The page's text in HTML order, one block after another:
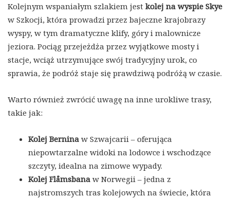
Kolejnym wspaniałym szlakiem jest kolej na wyspie Skye
w Szkocji, która prowadzi przez bajeczne krajobrazy
wyspy, w tym dramatyczne klify, góry i malownicze
jeziora. Pociąg przejeżdża przez wyjątkowe mosty i
stacje, wciąż utrzymujące swój tradycyjny urok, co
sprawia, że podróż staje się prawdziwą podróżą w czasie.
Warto również zwrócić uwagę na inne urokliwe trasy,
takie jak:
Kolej Bernina w Szwajcarii – oferująca
niepowtarzalne widoki na lodowce i wschodzące
szczyty, idealna na zimowe wypady.
Kolej Flåmsbana w Norwegii – jedna z
najstromszych tras kolejowych na świecie, która